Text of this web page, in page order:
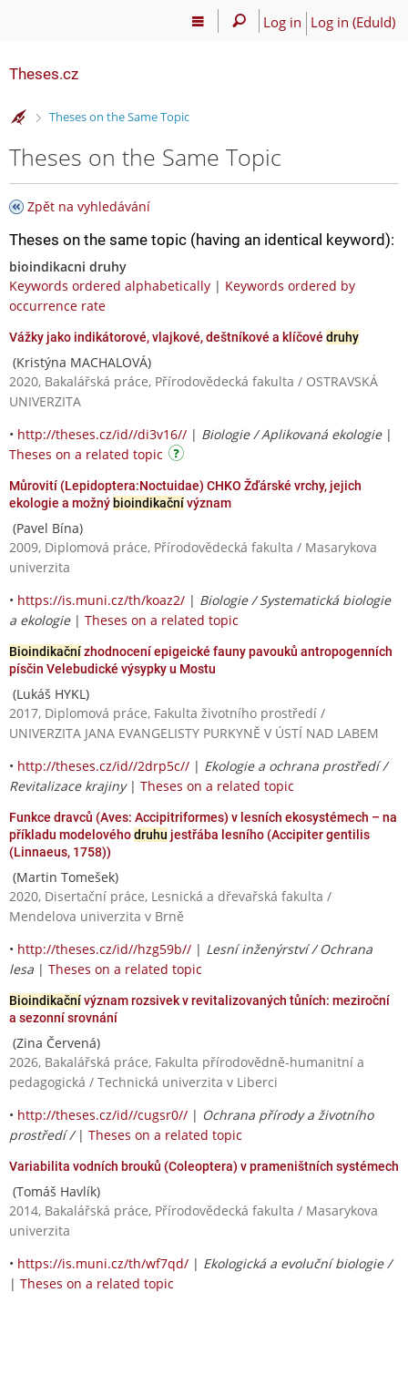
Log in Log in (EduId)
Theses.cz
>
Theses on the Same Topic
Theses on the Same Topic
Zpět na vyhledávání
Theses on the same topic (having an identical keyword):
bioindikacni druhy
Keywords ordered alphabetically | Keywords ordered by
occurrence rate
Vážky jako indikátorové, vlajkové, deštníkové a klíčové druhy
(Kristýna MACHALOVÁ)
2020, Bakalářská práce, Přírodovědecká fakulta / OSTRAVSKÁ
UNIVERZITA
• http://theses.cz/id//di3v16// | Biologie / Aplikovaná ekologie|
Theses on a related topic
Můrovití (Lepidoptera:Noctuidae) CHKO Žďárské vrchy, jejich
ekologie a možnýbioindikačnívýznam
(Pavel Bína)
2009, Diplomová práce, Přírodovědecká fakulta / Masarykova
univerzita
• https://is.muni.cz/th/koaz2/ | Biologie / Systematická biologie
a ekologie| Theses on a related topic
Bioindikačnízhodnocení epigeické fauny pavouků antropogenních
písčin Velebudické výsypky u Mostu
(Lukáš HYKL)
2017, Diplomová práce, Fakulta životního prostředí /
UNIVERZITA JANA EVANGELISTY PURKYNĚ V ÚSTÍ NAD LABEM
• http://theses.cz/id//2drp5c// | Ekologie a ochrana prostředí /
Revitalizace krajiny| Theses on a related topic
Funkce dravců (Aves: Accipitriformes) v lesních ekosystémech – na
příkladu modelovéhodruhu jestřába lesního (Accipiter gentilis
(Linnaeus, 1758))
(Martin Tomešek)
2020, Disertační práce, Lesnická a dřevařská fakulta /
Mendelova univerzita v Brně
• http://theses.cz/id//hzg59b// | Lesní inženýrství / Ochrana
lesa | Theses on a related topic
Bioindikačnívýznam rozsivek v revitalizovaných tůních: meziroční
a sezonní srovnání
(Zina Červená)
2026, Bakalářská práce, Fakulta přírodovědně-humanitní a
pedagogická / Technická univerzita v Liberci
• http://theses.cz/id//cugsr0// | Ochrana přírody a životního
prostředí / | Theses on a related topic
Variabilita vodních brouků (Coleoptera) v prameništních systémech
(Tomáš Havlík)
2014, Bakalářská práce, Přírodovědecká fakulta / Masarykova
univerzita
• https://is.muni.cz/th/wf7qd/ | Ekologická a evoluční biologie /
| Theses on a related topic